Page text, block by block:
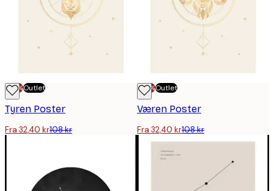
-70%Outlet
Tyren Poster
Fra 32,40 kr108 kr
-70%Outlet
Væren Poster
Fra 32,40 kr108 kr